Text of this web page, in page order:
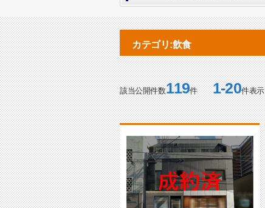
カテゴリ:飲食
該当公開件数119件1-20件表示